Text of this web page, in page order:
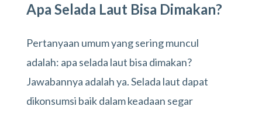
Apa Selada Laut Bisa Dimakan?
Pertanyaan umum yang sering muncul
adalah: apa selada laut bisa dimakan?
Jawabannya adalah ya. Selada laut dapat
dikonsumsi baik dalam keadaan segar